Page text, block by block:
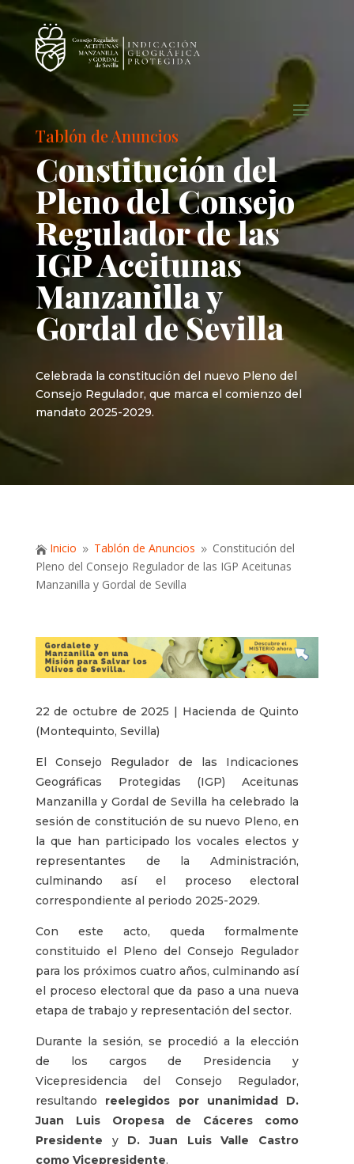
Tablón de Anuncios
Constitución del
Pleno del Consejo
Regulador de las
IGP Aceitunas
Manzanilla y
Gordal de Sevilla
Celebrada la constitución del nuevo Pleno del
Consejo Regulador, que marca el comienzo del
mandato 2025-2029.
 Inicio 9 Tablón de Anuncios 9 Constitución del
Pleno del Consejo Regulador de las IGP Aceitunas
Manzanilla y Gordal de Sevilla
22 de octubre de 2025 | Hacienda de Quinto
(Montequinto, Sevilla)
El Consejo Regulador de las Indicaciones
Geográficas Protegidas (IGP) Aceitunas
Manzanilla y Gordal de Sevilla ha celebrado la
sesión de constitución de su nuevo Pleno, en
la que han participado los vocales electos y
representantes de la Administración,
culminando así el proceso electoral
correspondiente al periodo 2025-2029.
Con este acto, queda formalmente
constituido el Pleno del Consejo Regulador
para los próximos cuatro años, culminando así
el proceso electoral que da paso a una nueva
etapa de trabajo y representación del sector.
Durante la sesión, se procedió a la elección
de los cargos de Presidencia y
Vicepresidencia del Consejo Regulador,
resultando reelegidos por unanimidad D.
Juan Luis Oropesa de Cáceres como
Presidente y D. Juan Luis Valle Castro
como Vicepresidente.